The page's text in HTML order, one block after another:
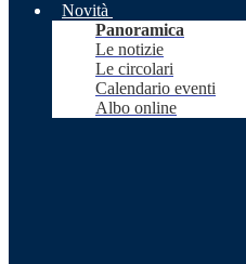
Novità
Panoramica
Le notizie
Le circolari
Calendario eventi
Albo online